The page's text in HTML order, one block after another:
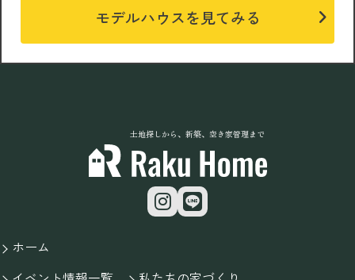
モデルハウスを見てみる
土地探しから、新築、空き家管理まで
ホーム